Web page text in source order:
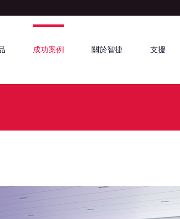
成功案例 關於智捷 支援